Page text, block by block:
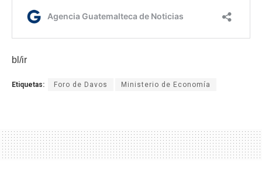
bl/ir
Etiquetas: Foro de Davos Ministerio de Economía